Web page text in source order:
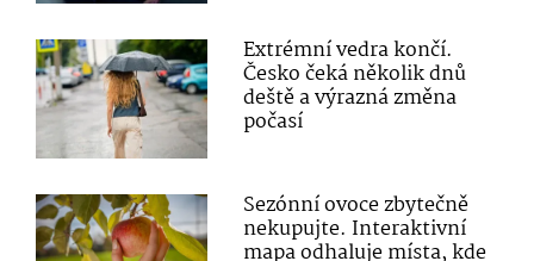
Extrémní vedra končí.
Česko čeká několik dnů
deště a výrazná změna
počasí
Sezónní ovoce zbytečně
nekupujte. Interaktivní
mapa odhaluje místa, kde